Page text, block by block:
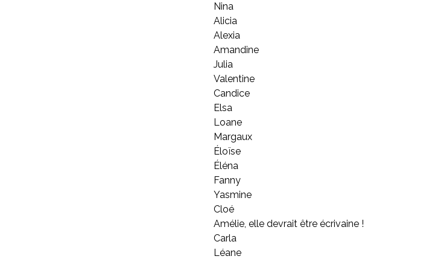
Nina
Alicia
Alexia
Amandine
Julia
Valentine
Candice
Elsa
Loane
Margaux
Éloïse
Éléna
Fanny
Yasmine
Cloé
Amélie, elle devrait être écrivaine !
Carla
Léane